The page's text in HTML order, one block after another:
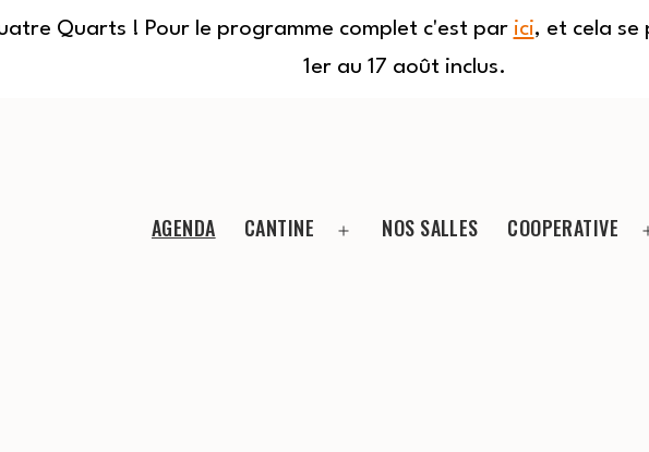
Quarts ! Pour le programme complet c'est par ici, et cela se
1er au 17 août inclus.
AGENDA CANTINE NOS SALLES COOPERATIVE